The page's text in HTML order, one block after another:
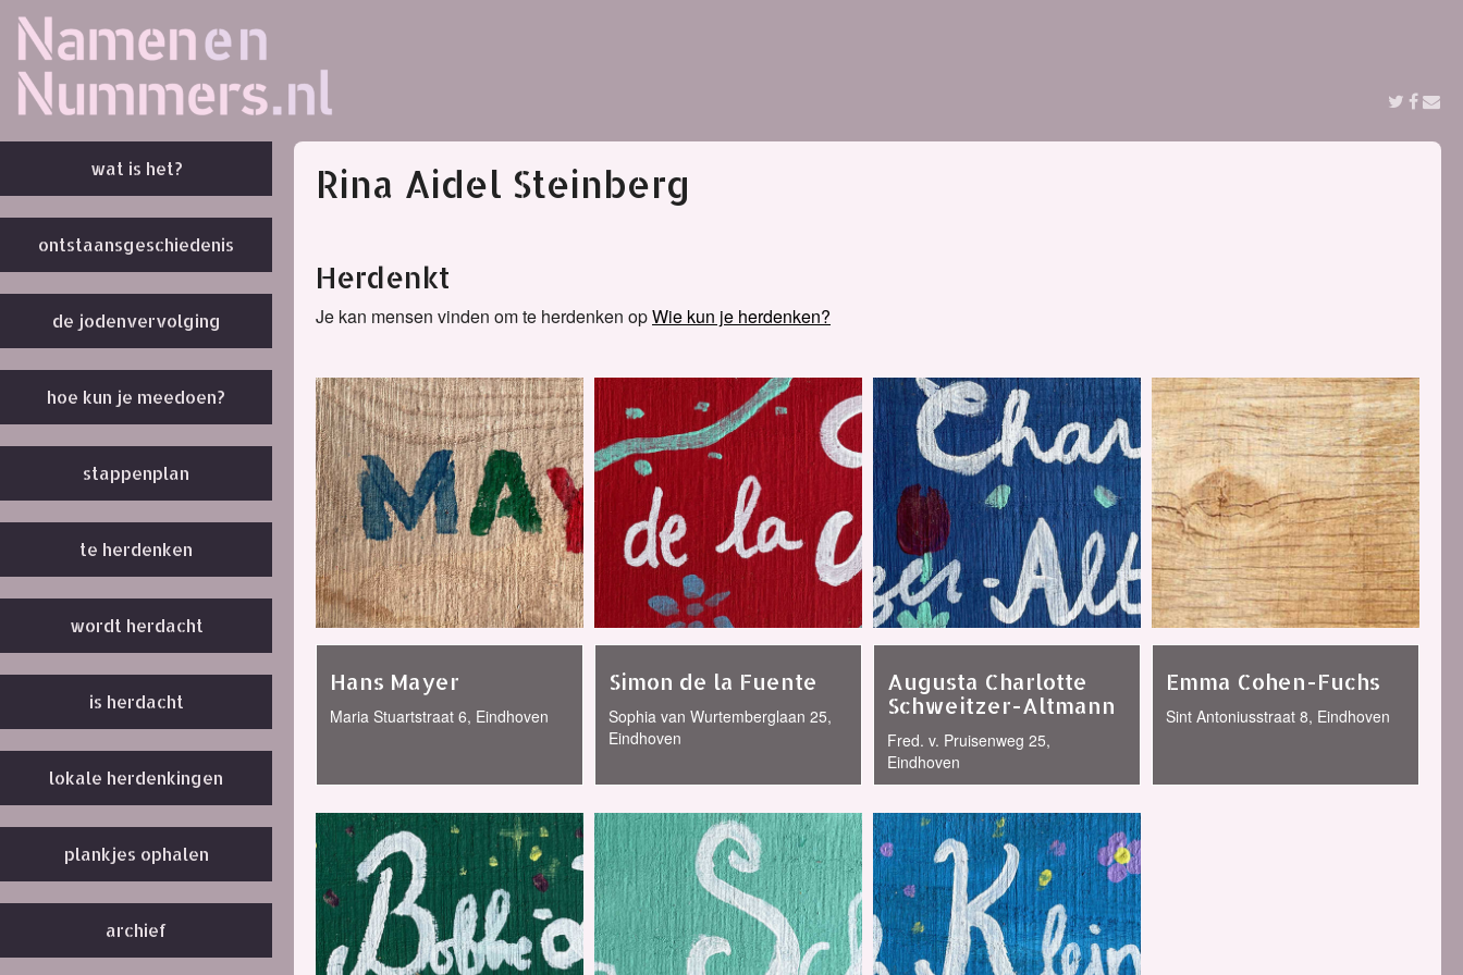
wat is het?
ontstaansgeschiedenis
de jodenvervolging
hoe kun je meedoen?
stappenplan
te herdenken
wordt herdacht
is herdacht
lokale herdenkingen
plankjes ophalen
archief
Rina Aidel Steinberg
Herdenkt
Je kan mensen vinden om te herdenken opWie kun je herdenken?
Hans Mayer
Maria Stuartstraat 6, Eindhoven
Simon de la Fuente
Sophia van Wurtemberglaan 25,
Eindhoven
Augusta Charlotte
Schweitzer-Altmann
Fred. v. Pruisenweg 25,
Eindhoven
Emma Cohen-Fuchs
Sint Antoniusstraat 8, Eindhoven